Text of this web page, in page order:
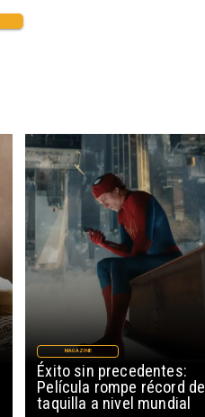
Éxito sin precedentes:
Película rompe récord de
taquilla a nivel mundial
MAGAZINE